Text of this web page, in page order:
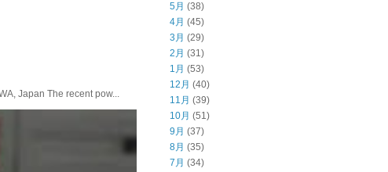
Japan The recent pow...
5月 (38)
4月 (45)
3月 (29)
2月 (31)
1月 (53)
12月 (40)
11月 (39)
10月 (51)
9月 (37)
8月 (35)
7月 (34)